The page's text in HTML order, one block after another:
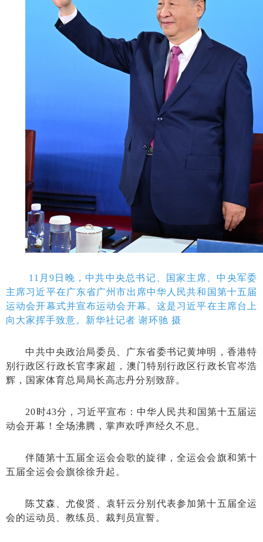
11月9日晚，中共中央总书记、国家主席、中央军委
主席习近平在广东省广州市出席中华人民共和国第十五届
运动会开幕式并宣布运动会开幕。这是习近平在主席台上
向大家挥手致意。新华社记者 谢环驰 摄
中共中央政治局委员、广东省委书记黄坤明，香港特
别行政区行政长官李家超，澳门特别行政区行政长官岑浩
辉，国家体育总局局长高志丹分别致辞。
20时43分，习近平宣布：中华人民共和国第十五届运
动会开幕！全场沸腾，掌声欢呼声经久不息。
伴随第十五届全运会会歌的旋律，全运会会旗和第十
五届全运会会旗徐徐升起。
陈艾森、尤俊贤、袁轩云分别代表参加第十五届全运
会的运动员、教练员、裁判员宣誓。